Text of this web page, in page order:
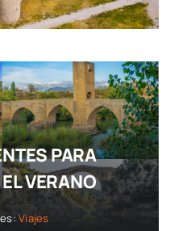
PARA
VERANO
Viajes